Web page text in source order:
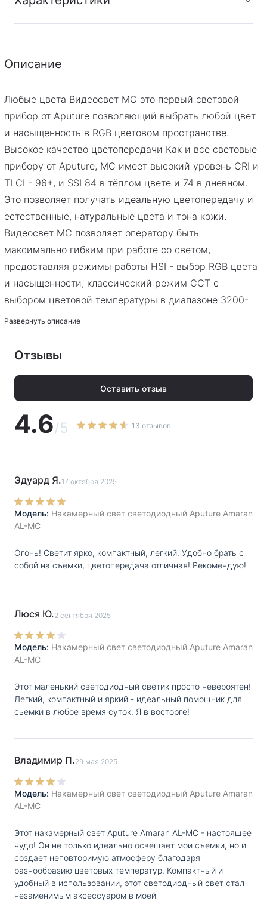
Гарантия:
инструкция по эксплуатации \
осветитель \ сумка
Описание
Любые цвета Видеосвет MC это первый световой
прибор от Aputure позволяющий выбрать любой цвет
и насыщенность в RGB цветовом пространстве.
Высокое качество цветопередачи Как и все световые
прибору от Aputure, MC имеет высокий уровень CRI и
TLCI - 96+, и SSI 84 в тёплом цвете и 74 в дневном.
Это позволяет получать идеальную цветопередачу и
естественные, натуральные цвета и тона кожи.
Видеосвет MC позволяет оператору быть
максимально гибким при работе со светом,
предоставляя режимы работы HSI - выбор RGB цвета
и насыщенности, классический режим CCT с
выбором цветовой температуры в диапазоне 3200-
6500К и режим FX - цветовые-световые эффекты
эффекта, с возможностью настройки через
bulb, Lightning, TV, Pulsing, Fire, Party, Cop Car.
Развернуть описание
Отзывы
4.6/5 13 отзывов
Оставить отзыв
Эдуард Я.17 октября 2025
Модель: Накамерный свет светодиодный Aputure Amaran
AL-MC
Огонь! Светит ярко, компактный, легкий. Удобно брать с
собой на съемки, цветопередача отличная! Рекомендую!
Люся Ю.2 сентября 2025
Модель: Накамерный свет светодиодный Aputure Amaran
AL-MC
Этот маленький светодиодный светик просто невероятен!
Легкий, компактный и яркий - идеальный помощник для
сьемки в любое время суток. Я в восторге!
Владимир П.29 мая 2025
Модель: Накамерный свет светодиодный Aputure Amaran
AL-MC
Этот накамерный свет Aputure Amaran AL-MC - настоящее
чудо! Он не только идеально освещает мои съемки, но и
создает неповторимую атмосферу благодаря
разнообразию цветовых температур. Компактный и
удобный в использовании, этот светодиодный свет стал
незаменимым аксессуаром в моей